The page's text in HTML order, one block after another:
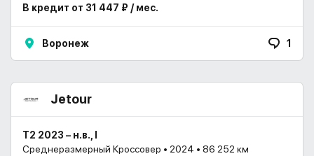
В кредит от 31 447 ₽ / мес.
Воронеж 1
Jetour
T2 2023 – н.в., I
Среднеразмерный Кроссовер • 2024 • 86 252 км